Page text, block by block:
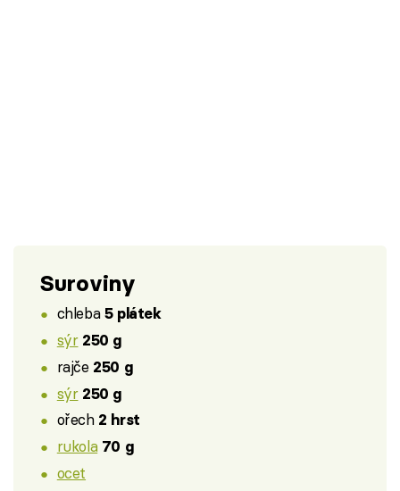
Suroviny
chleba 5 plátek
sýr 250 g
rajče 250 g
sýr 250 g
ořech 2 hrst
rukola 70 g
ocet